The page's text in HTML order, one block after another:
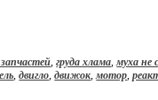
запчастей,груда хлама,муха не
,двигло,движок,мотор,